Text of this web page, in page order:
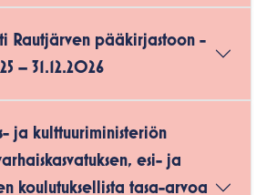
Rautjärven pääkirjastoon -
– 31.12.2026
ja kulttuuriministeriön
esi- ja
koulutuksellista tasa-arvoa